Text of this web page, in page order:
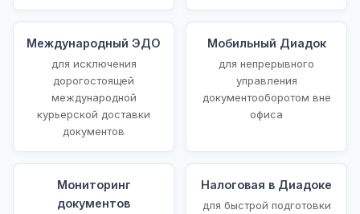
Международный ЭДО
для исключения
дорогостоящей
международной
курьерской доставки
документов
Мобильный Диадок
для непрерывного
управления
документооборотом вне
офиса
Мониторинг
документов
Налоговая в Диадоке
для быстрой подготовки